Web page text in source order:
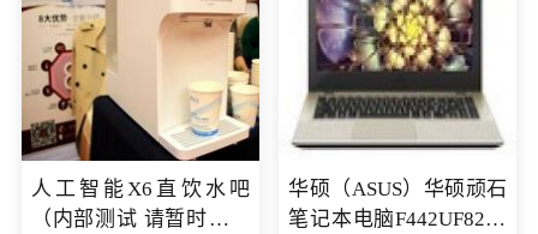
人工智能X6直饮水吧
（内部测试 请暂时不要
华硕（ASUS）华硕顽石
笔记本电脑F442UF8250